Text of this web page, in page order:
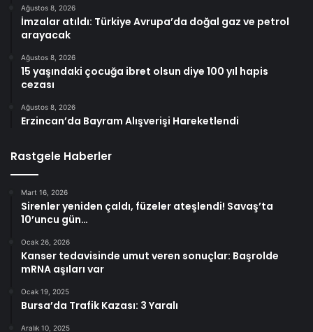
Ağustos 8, 2026
İmzalar atıldı: Türkiye Avrupa’da doğal gaz ve petrol
arayacak
Ağustos 8, 2026
15 yaşındaki çocuğa ibret olsun diye 100 yıl hapis
cezası
Ağustos 8, 2026
Erzincan’da Bayram Alışverişi Hareketlendi
Rastgele Haberler
Mart 16, 2026
Sirenler yeniden çaldı, füzeler ateşlendi! Savaş’ta
10’uncu gün…
Ocak 26, 2026
Kanser tedavisinde umut veren sonuçlar: Başrolde
mRNA aşıları var
Ocak 19, 2025
Bursa’da Trafik Kazası: 3 Yaralı
Aralık 10, 2025